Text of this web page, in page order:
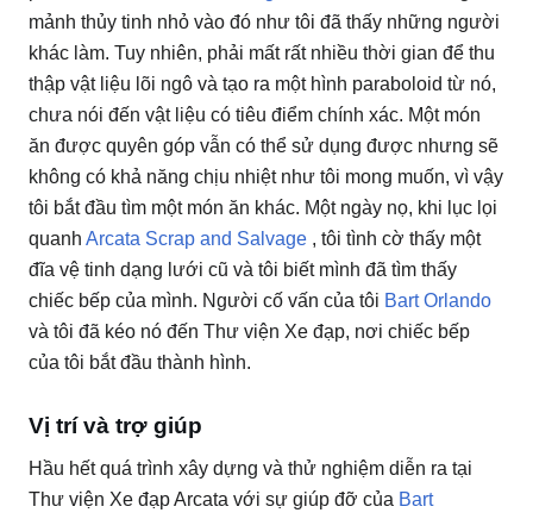
mảnh thủy tinh nhỏ vào đó như tôi đã thấy những người
khác làm. Tuy nhiên, phải mất rất nhiều thời gian để thu
thập vật liệu lõi ngô và tạo ra một hình paraboloid từ nó,
chưa nói đến vật liệu có tiêu điểm chính xác. Một món
ăn được quyên góp vẫn có thể sử dụng được nhưng sẽ
không có khả năng chịu nhiệt như tôi mong muốn, vì vậy
tôi bắt đầu tìm một món ăn khác. Một ngày nọ, khi lục lọi
quanh Arcata Scrap and Salvage , tôi tình cờ thấy một
đĩa vệ tinh dạng lưới cũ và tôi biết mình đã tìm thấy
chiếc bếp của mình. Người cố vấn của tôi Bart Orlando
và tôi đã kéo nó đến Thư viện Xe đạp, nơi chiếc bếp
của tôi bắt đầu thành hình.
Vị trí và trợ giúp
Hầu hết quá trình xây dựng và thử nghiệm diễn ra tại
Thư viện Xe đạp Arcata với sự giúp đỡ của Bart